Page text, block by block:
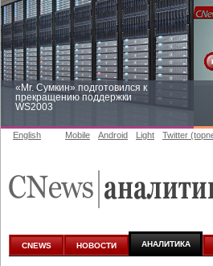
«Mr. Сумкин» подготовился к
прекращению поддержки
WS2003
аналитике
English Mobile Android Light Twitter
CNEWS НОВОСТИ АНАЛИТИКА